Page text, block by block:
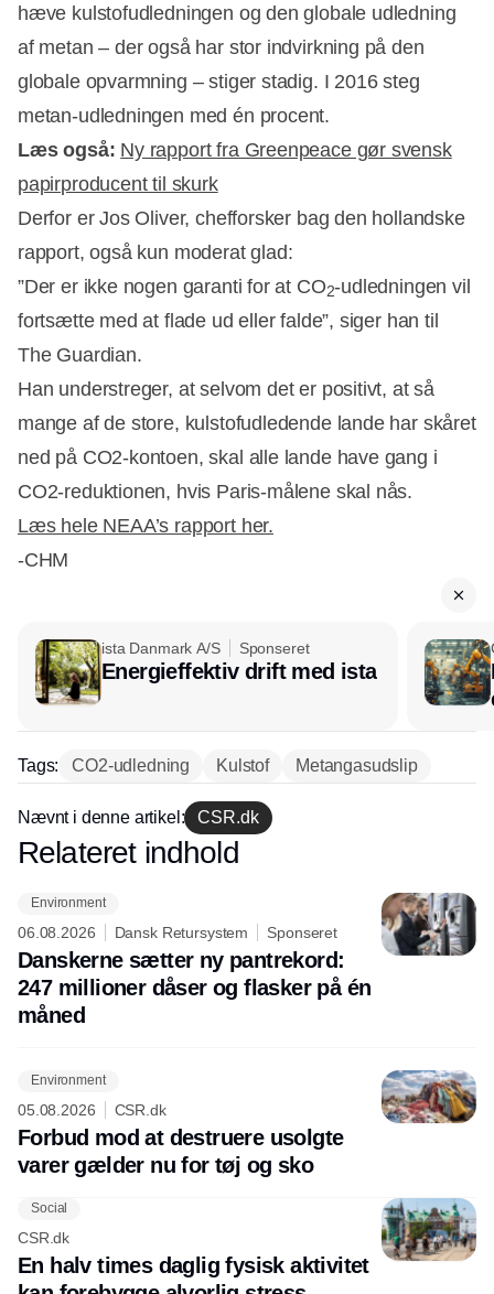
hæve kulstofudledningen og den globale udledning
af metan – der også har stor indvirkning på den
globale opvarmning – stiger stadig. I 2016 steg
metan-udledningen med én procent.
Læs også: Ny rapport fra Greenpeace gør svensk
papirproducent til skurk
Derfor er Jos Oliver, chefforsker bag den hollandske
rapport, også kun moderat glad:
”Der er ikke nogen garanti for at CO2-udledningen vil
fortsætte med at flade ud eller falde”, siger han til
The Guardian.
Han understreger, at selvom det er positivt, at så
mange af de store, kulstofudledende lande har skåret
ned på CO2-kontoen, skal alle lande have gang i
CO2-reduktionen, hvis Paris-målene skal nås.
Læs hele NEAA’s rapport her.
-CHM
ista Danmark A/S Sponseret
Energieffektiv drift med ista
Tags: CO2-udledning Kulstof Metangasudslip
Nævnt i denne artikel: CSR.dk
Annonce
Relateret indhold
Environment
06.08.2026 Dansk Retursystem Sponseret
Danskerne sætter ny pantrekord:
247 millioner dåser og flasker på én
måned
Environment
05.08.2026 CSR.dk
Forbud mod at destruere usolgte
varer gælder nu for tøj og sko
Social
CSR.dk
En halv times daglig fysisk aktivitet